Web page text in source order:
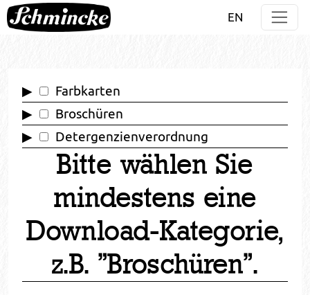
Direkt zur Hauptnavigation springen
Direkt zum Inhalt springen
EN
Farbkarten
Broschüren
Detergenzienverordnung
Bitte wählen Sie
mindestens eine
Download-Kategorie,
z.B. "Broschüren".